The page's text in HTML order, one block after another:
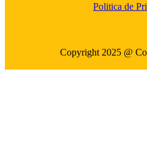
Politica de
Copyright 2025 @